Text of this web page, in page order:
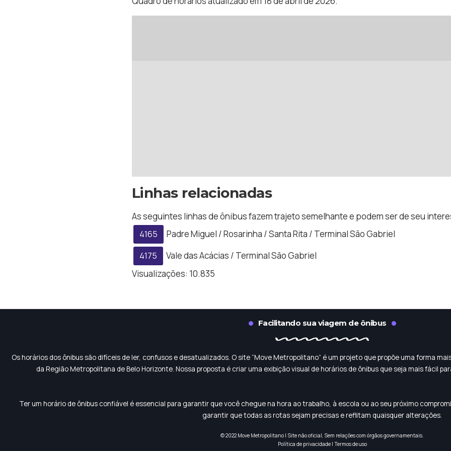
Linhas relacionadas
As seguintes linhas de ônibus fazem trajeto semelhante e podem ser de seu
4165 Padre Miguel / Rosarinha / Santa Rita / Terminal São Gabriel
4175
Vale das Acácias / Terminal São Gabriel
Visualizações: 10.835
Facilitando sua viagem de ônibus
Os horários dos ônibus são difíceis de ler, confusos e desatualizados. O site “Move Metropolitano” é um projeto que propõe uma forma
da Região Metropolitana de Belo Horizonte. Nossa proposta é criar uma exibição visual de horários de ônibus que seja mais fácil
Ter um horário de ônibus confiável é essencial para garantir que você chegue na hora ao trabalho, à escola ou ao seu próximo
garantir que todas as rotas sejam precisas e reflitam quaisquer alterações.
© 2022 Move Metropolitano | Site não oficial, Sem relações com órgãos governamentais.
Política de privacidade| Termos de uso